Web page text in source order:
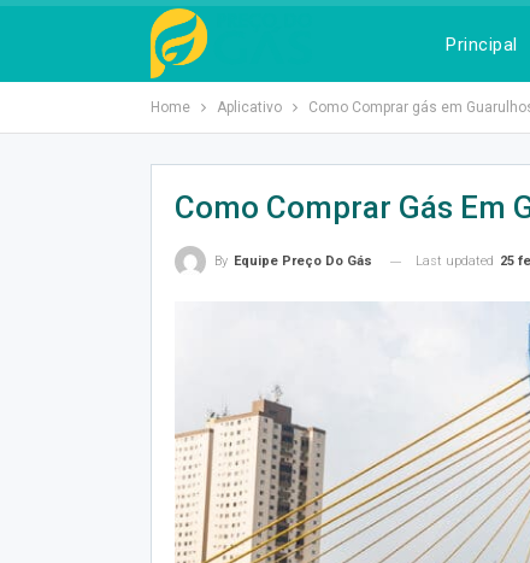
Principal
Home Aplicativo Como Comprar gás em
Como Comprar Gás Em
By Equipe Preço Do Gás Last updated 25